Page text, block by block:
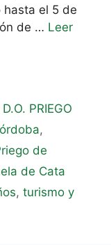
hasta el 5 de
de … Leer
D.O. PRIEGO
,
de
de Cata
, turismo y